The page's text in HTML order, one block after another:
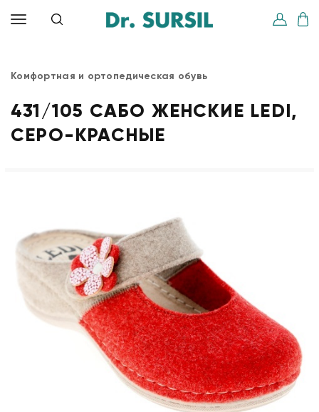
Комфортная и ортопедическая обувь
431/105 САБО ЖЕНСКИЕ LEDI,
СЕРО-КРАСНЫЕ